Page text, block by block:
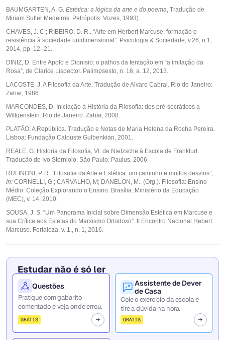
BAUMGARTEN, A. G. Estética: a lógica da arte e do poema, Tradução de
Miriam Sutter Medeiros. Petrópolis: Vozes, 1993)
CHAVES, J. C.; RIBEIRO, D. R.. “Arte em Herbert Marcuse: formação e
resistência à sociedade unidimensional”. Psicologia & Sociedade, v.26, n.1,
2014, pp. 12–21.
DINIZ, D. Entre Apolo e Dionisio: o pathos da tentação em “a imitação da
Rosa”, de Clarice Lispector. Palimpsesto, n. 16, a. 12, 2013.
LACOSTE, J. A Filosofia da Arte. Tradução de Alvaro Cabral. Rio de Janeiro:
Zahar, 1986.
MARCONDES, D. Iniciação à História da Filosofia: dos pré-socráticos a
Wittgenstein. Rio de Janeiro: Zahar, 2008.
PLATÃO. A República. Tradução e Notas de Maria Helena da Rocha Pereira.
Lisboa: Fundação Calouste Gulbenkian, 2001.
REALE, G. Historia da Filosofia, VI: de Nietzsche à Escola de Frankfurt.
Tradução de Ivo Storniolo. São Paulo: Paulus, 2006
RUFINONI, P. R. “Filosofia da Arte e Estética: um caminho e muitos desvios”,
In: CORNELLI, G.; CARVALHO, M; DANELON, M.. (Org.). Filosofia: Ensino
Médio. Coleção Explorando o Ensino. Brasília: Ministério da Educação
(MEC), v. 14, 2010.
SOUSA, J. S. “Um Panorama Inicial sobre Dimensão Estética em Marcuse e
sua Crítica aos Estetas do Marxismo Ortodoxo”. II Encontro Nacional Hebert
Marcuse. Fortaleza, v. 1., n. 1, 2016.
Estudar não é só ler
Questões
Pratique com gabarito
comentado e veja onde errou.
GRÁTIS
Assistente de Dever
de Casa
Cole o exercício da escola e
tire a dúvida na hora.
GRÁTIS